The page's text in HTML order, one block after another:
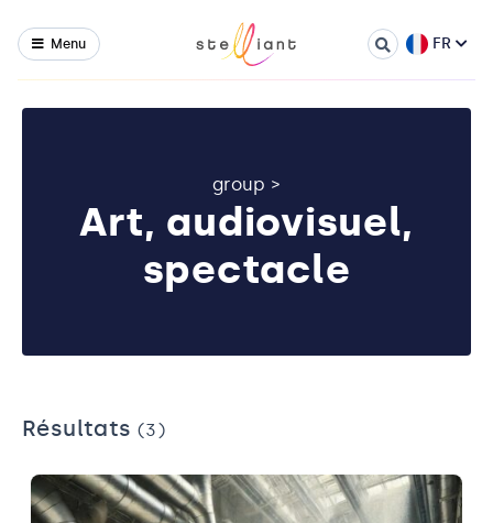
Menu FR
group >
Art, audiovisuel,
spectacle
Résultats (3)